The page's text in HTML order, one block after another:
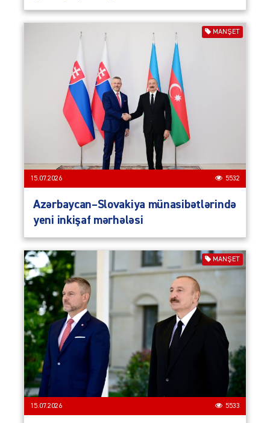
MANŞET
15.07.2026 5532
Azərbaycan–Slovakiya münasibətlərində
yeni inkişaf mərhələsi
MANŞET
15.07.2026 5533